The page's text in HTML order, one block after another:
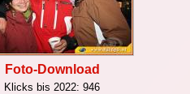
Foto-Download
Klicks bis 2022: 946